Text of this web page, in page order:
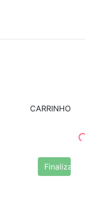
CARRINHO
Finalizar